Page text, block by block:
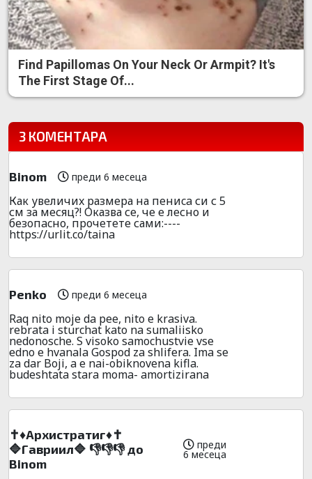
Find Papillomas On Your Neck Or Armpit? It's
The First Stage Of...
3 КОМЕНТАРА
Binom преди 6 месеца
Как увeличиx размера на пeниca си с 5
см за месяц?! Оказва се, че е лесно и
безoпacно, пpочeтeте сами:----
https://urlit.co/taina
Penko преди 6 месеца
Raq nito moje da pee, nito e krasiva.
rebrata i sturchat kato na sumaliisko
nedonosche. S visoko samochustvie vse
edno e hvanala Gospod za shlifera. Ima se
za dar Boji, a e nai-obiknovena kifla.
budeshtata stara moma- amortizirana
✝️♦️Apxиcтpaтиг♦️✝️
🔷Гaвpиил🔷 👎👎👎 до
Вinоm
преди
6 месеца